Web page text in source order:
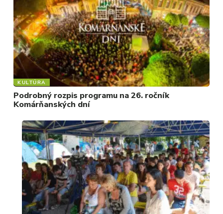
KULTÚRA
Podrobný rozpis programu na 26. ročník
Komárňanských dní